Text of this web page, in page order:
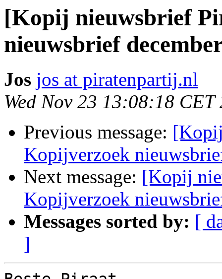
[Kopij nieuwsbrief
nieuwsbrief
Jos jos at piratenpartij.nl
Wed Nov 23 13:08:18 CET
Previous message:
Kopijverzoek
Next message: [Kopij
Kopijverzoek
Messages sorted by: [
]